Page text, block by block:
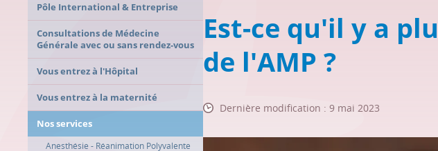
Pôle International & Entreprise
Consultations de Médecine
Générale avec ou sans rendez-vous
Vous entrez à l'Hôpital
Vous entrez à la maternité
Nos services
Anesthésie - Réanimation Polyvalente
Est-ce qu'il y a
de l'AMP ?
Dernière modification : 9 mai 2023